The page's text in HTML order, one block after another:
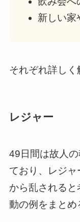
新しい家
それぞれ詳しく
レジャー
49日間は故人
ており、レジ
から乱される
動の例をまとめ